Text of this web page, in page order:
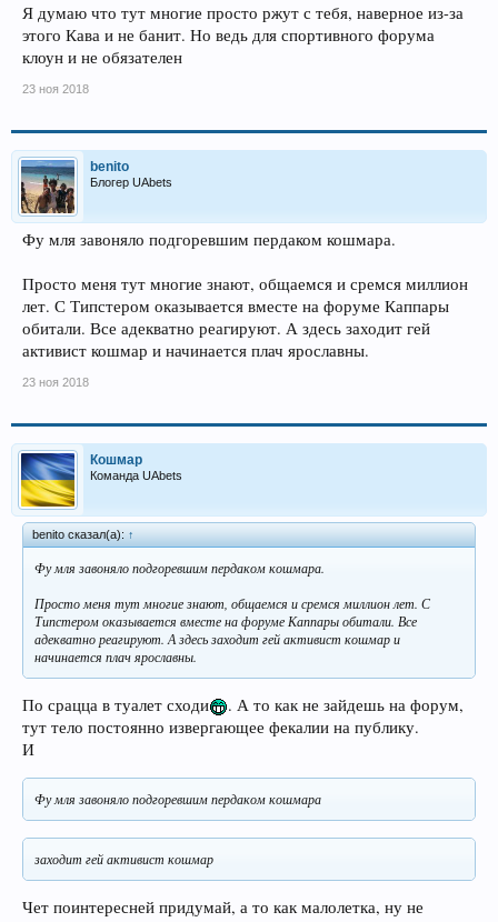
Я думаю что тут многие просто ржут с тебя, наверное из-за
этого Кава и не банит. Но ведь для спортивного форума
клоун и не обязателен
23 ноя 2018
benito
Блогер UAbets
Фу мля завоняло подгоревшим пердаком кошмара.
Просто меня тут многие знают, общаемся и сремся миллион
лет. С Типстером оказывается вместе на форуме Каппары
обитали. Все адекватно реагируют. А здесь заходит гей
активист кошмар и начинается плач ярославны.
23 ноя 2018
Кошмар
Команда UAbets
benito сказал(а): ↑
Фу мля завоняло подгоревшим пердаком кошмара.
Просто меня тут многие знают, общаемся и сремся миллион лет. С
Типстером оказывается вместе на форуме Каппары обитали. Все
адекватно реагируют. А здесь заходит гей активист кошмар и
начинается плач ярославны.
По срацца в туалет сходи
. А то как не зайдешь на форум,
тут тело постоянно извергающее фекалии на публику.
И
Фу мля завоняло подгоревшим пердаком кошмара
заходит гей активист кошмар
Чет поинтересней придумай, а то как малолетка, ну не